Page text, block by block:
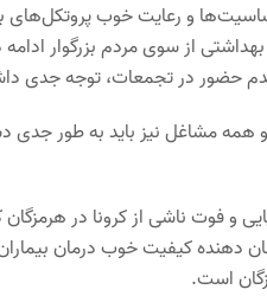
و رعایت خوب
از سوی مردم بزرگوار
حضور در تجمعات، توجه جدی
و همه مشاغل نیز باید به طور
و فوت ناشی از کرونا در
کیفیت خوب درمان بیماران
است.